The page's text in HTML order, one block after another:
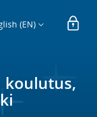
(EN)
koulutus,